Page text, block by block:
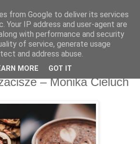
widelcu
recenzje, inspiracje, konkursy.
– Monika Cieluch
from Google to deliver its services
Your IP address and user-agent are
with performance and security
of service, generate usage
and address abuse.
MORE GOT IT